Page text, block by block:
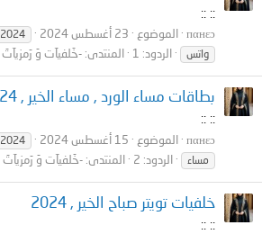
:: ::
пαнεɔ الموضوع 23 أغسطس 2024 2024
واتس
الردود: 1 المنتدى: -خَلفيآت وَ رَمزيآتَ Social Media
بطاقات مساء الورد , مساء الخير , 2024
:: ::
пαнεɔ الموضوع 15 أغسطس 2024 2024
مساء
الردود: 2 المنتدى: -خَلفيآت وَ رَمزيآتَ Social Media
خلفيات تويتر صباح الخير , 2024
:: ::